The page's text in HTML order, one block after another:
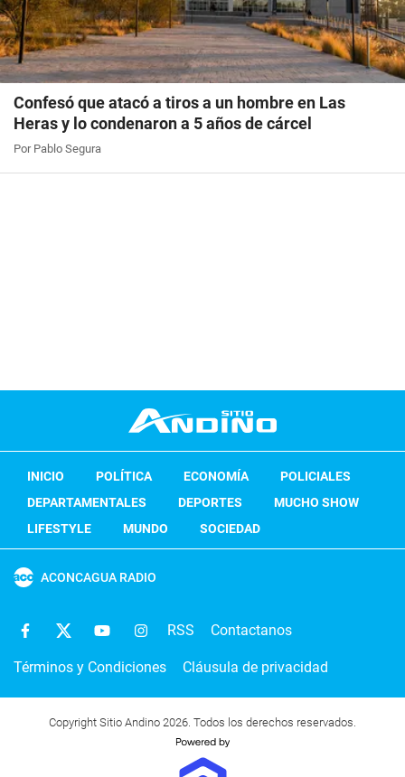
Confesó que atacó a tiros a un hombre en Las
Heras y lo condenaron a 5 años de cárcel
Por Pablo Segura
INICIO POLÍTICA ECONOMÍA
POLICIALES
DEPARTAMENTALES
DEPORTES
MUCHO SHOW
LIFESTYLE
MUNDO SOCIEDAD
ACONCAGUA RADIO
RSS Contactanos
Términos y Condiciones Cláusula de privacidad
Copyright Sitio Andino 2026. Todos los derechos reservados.